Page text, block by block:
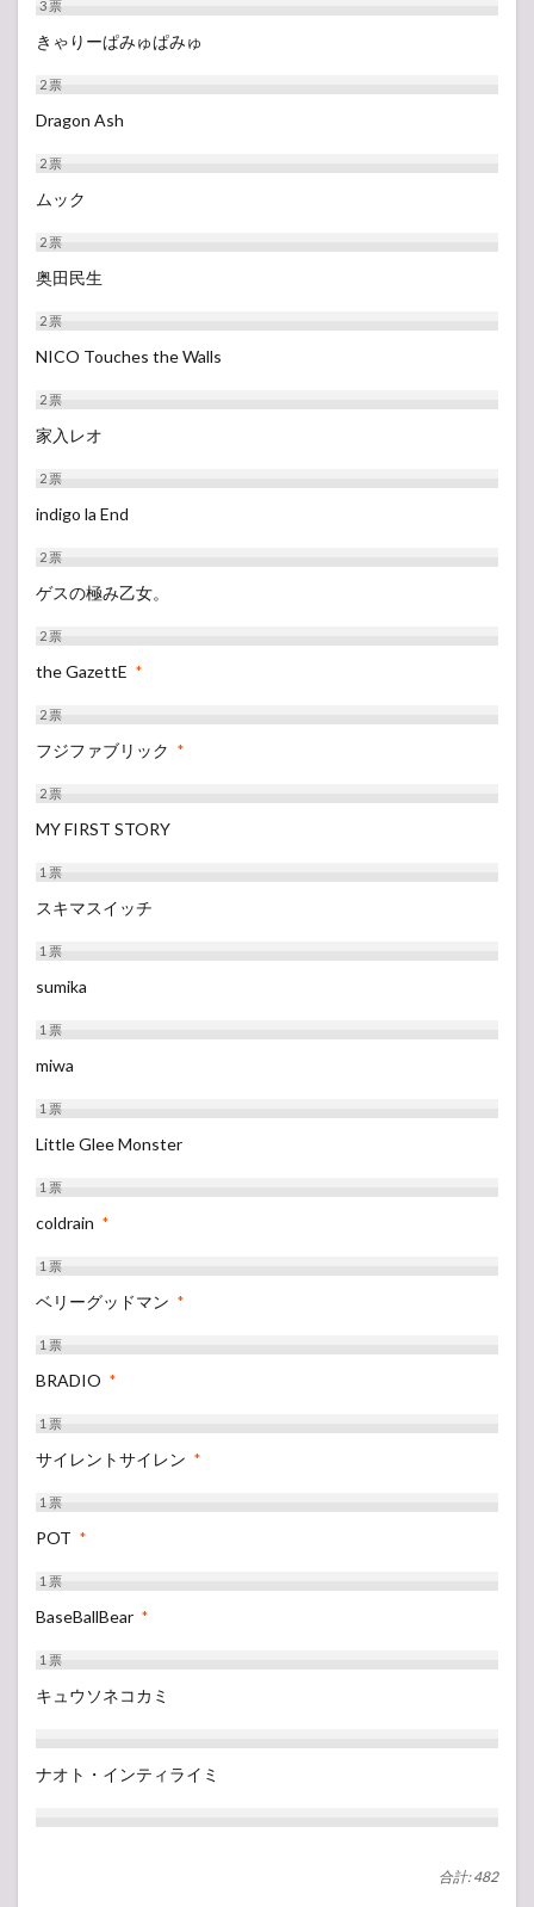
WING
TENT
HILLSIDE
STAGE
【タ
イム
ブ
8月
日
出演
ーテ
ィス
ト
リ
5.1
STAGE
5.2
STAGE
5.3
STAGE
FOREST
WING
5.7
HILLSIDE
6
【ア
ー
ベス
クト
投票
3票
きゃりーぱみゅぱみゅ
2票
Dragon Ash
2票
ムック
2票
奥田民生
2票
NICO Touches the Walls
2票
家入レオ
2票
indigo la End
2票
ゲスの極み乙女。
2票
the GazettE *
2票
フジファブリック *
2票
MY FIRST STORY
1票
スキマスイッチ
1票
sumika
1票
miwa
1票
Little Glee Monster
1票
coldrain *
1票
ベリーグッドマン *
1票
BRADIO *
1票
サイレントサイレン *
1票
POT *
1票
BaseBallBear *
1票
キュウソネコカミ
ナオト・インティライミ
合計: 482